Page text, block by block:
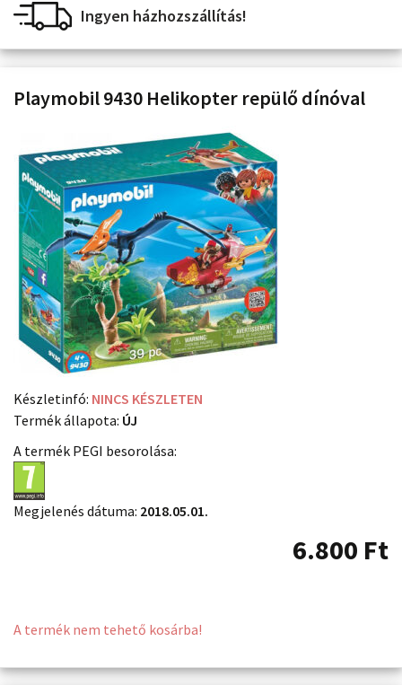
Ingyen házhozszállítás!
Playmobil 9430 Helikopter repülő dínóval
Készletinfó: NINCS KÉSZLETEN
Termék állapota: ÚJ
A termék PEGI besorolása:
Megjelenés dátuma: 2018.05.01.
6.800 Ft
A termék nem tehető kosárba!